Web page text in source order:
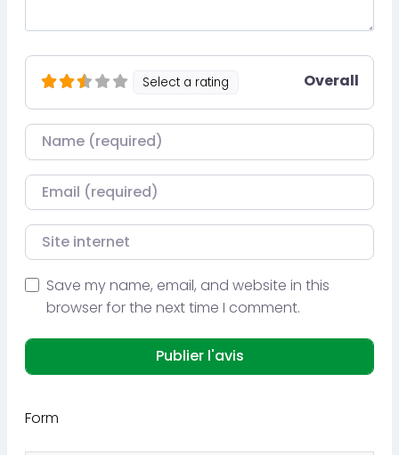
Select a rating Overall
Nom
Courriel
Site internet
Save my name, email, and website in this
browser for the next time I comment.
Form